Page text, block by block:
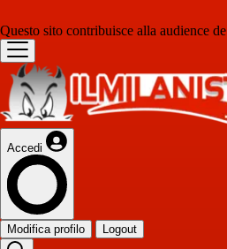
Questo sito contribuisce alla audience de
Accedi
Modifica profilo Logout